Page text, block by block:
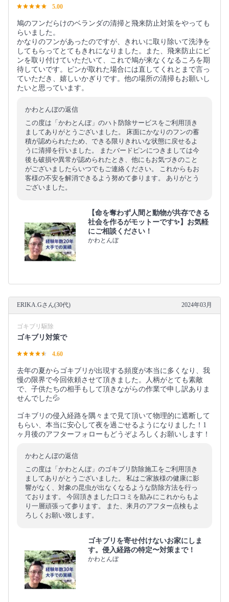
5.00
鳩のフンだらけのベランダの清掃と飛来防止対策をやっても
らいました。
かなりのフンがあったのですが、きれいに取り除いて洗浄を
してもらってとてもきれになりました。また、飛来防止にピ
ンを取り付けていただいて、これで鳩が来なくなるころを期
待していです。ピンが取れた場合には直してくれとまで言っ
ていただき、嬉しいかぎりです。他の場所の清掃もお願いし
たいと思っています。
かわとんぼの返信
この度は「かわとんぼ」のハト防除サービスをご利用頂き
ましてありがとうございました。 床面にかなりのフンの蓄
積が認められたため、できる限りきれいな状態に戻せるよ
うに清掃を行いました。 またバードピンにつきましては今
後も破損や異常が認められたとき、他にもお気づきのこと
がございましたらいつでもご連絡ください。 これからもお
客様の不安を解消できるよう努めて参ります。 ありがとう
ございました。
【命を奪わず人間と動物が共存できる
社会を作るがモットーです✨】お気軽
にご相談ください！
かわとんぼ
ERIKA.Gさん(30代) 2024年03月
ゴキブリ駆除
ゴキブリ対策で
4.60
去年の夏からゴキブリが出現する頻度が本当に多くなり、我
慢の限界で今回依頼させて頂きました。人柄がとても素敵
で、子供たちの相手もして頂きながらの作業で申し訳ありま
せんでした💦
ゴキブリの侵入経路を隅々まで見て頂いて物理的に遮断して
もらい、本当に安心して夜を過ごせるようになりました！1
ヶ月後のアフターフォローもどうぞよろしくお願いします！
かわとんぼの返信
この度は「かわとんぼ」のゴキブリ防除施工をご利用頂き
ましてありがとうございました。 私はご家族様の健康に影
響がなく、対象の昆虫が出なくなるような防除方法を行っ
ております。 今回頂きました口コミを励みにこれからもよ
り一層頑張って参ります。 また、来月のアフター点検もよ
ろしくお願い致します。
ゴキブリを寄せ付けないお家にしま
す。侵入経路の特定〜対策まで！
かわとんぼ